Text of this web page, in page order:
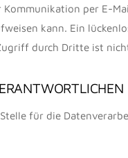
Kommunikation per E-
kann. Ein
durch Dritte ist
für die